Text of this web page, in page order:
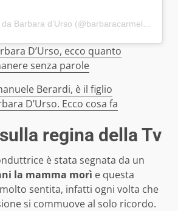
D’Urso, ecco quanto
senza parole
Berardi, è il figlio
D’Urso. Ecco cosa fa
regina della Tv
è stata segnata da un
la mamma morì e questa
sentita, infatti ogni volta che
si commuove al solo ricordo.